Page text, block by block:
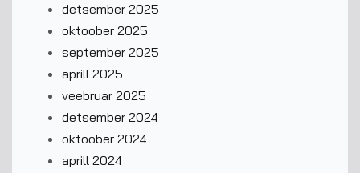
detsember 2025
oktoober 2025
september 2025
aprill 2025
veebruar 2025
detsember 2024
oktoober 2024
aprill 2024